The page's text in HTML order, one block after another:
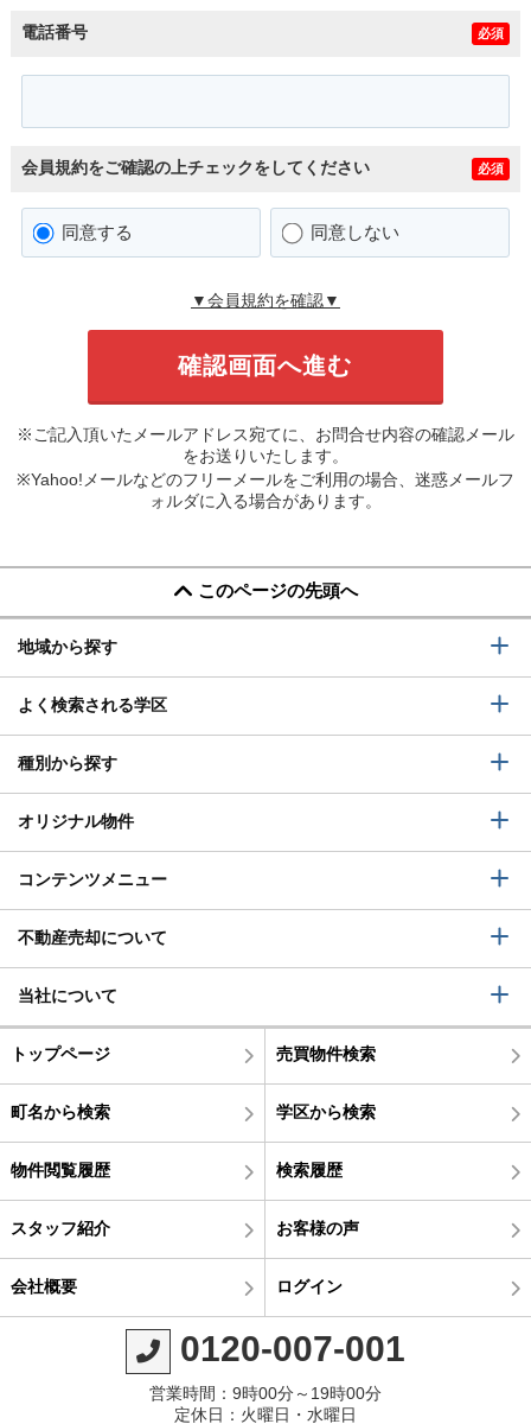
電話番号 必須
会員規約をご確認の上チェックをしてください 必須
同意する 同意しない
▼会員規約を確認▼
※ご記入頂いたメールアドレス宛てに、お問合せ内容の確認メール
をお送りいたします。
※Yahoo!メールなどのフリーメールをご利用の場合、迷惑メールフ
ォルダに入る場合があります。
このページの先頭へ
地域から探す
よく検索される学区
種別から探す
オリジナル物件
コンテンツメニュー
不動産売却について
当社について
トップページ 売買物件検索
町名から検索 学区から検索
物件閲覧履歴 検索履歴
スタッフ紹介 お客様の声
会社概要 ログイン
0120-007-001
営業時間：9時00分～19時00分
定休日：火曜日・水曜日